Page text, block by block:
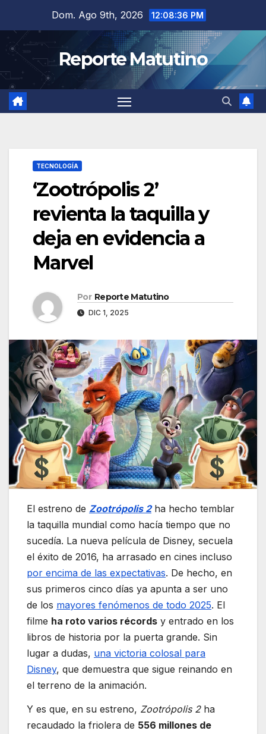
contenido
Dom. Ago 9th, 2026 12:08:36 PM
Reporte Matutino
TECNOLOGÍA
‘Zootrópolis 2’
revienta la taquilla y
deja en evidencia a
Marvel
Por Reporte Matutino
DIC 1, 2025
El estreno de Zootrópolis 2ha hecho temblar
la taquilla mundial como hacía tiempo que no
sucedía. La nueva película de Disney, secuela
el éxito de 2016, ha arrasado en cines incluso
por encima de las expectativas. De hecho, en
sus primeros cinco días ya apunta a ser uno
de los mayores fenómenos de todo 2025. El
filme ha roto varios récords y entrado en los
libros de historia por la puerta grande. Sin
lugar a dudas, una victoria colosal para
Disney, que demuestra que sigue reinando en
el terreno de la animación.
Y es que, en su estreno, Zootrópolis 2ha
recaudado la friolera de 556 millones de